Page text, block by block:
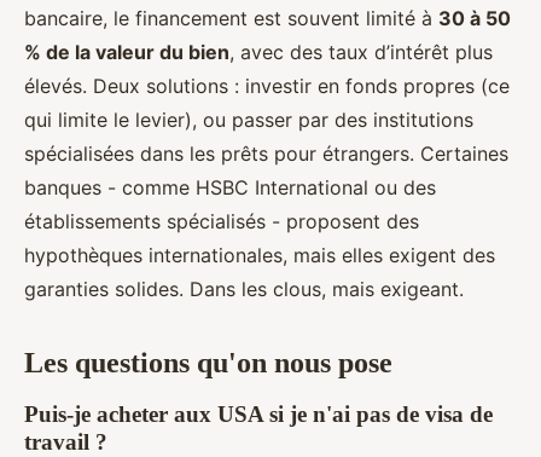
bancaire, le financement est souvent limité à 30 à 50
% de la valeur du bien, avec des taux d’intérêt plus
élevés. Deux solutions : investir en fonds propres (ce
qui limite le levier), ou passer par des institutions
spécialisées dans les prêts pour étrangers. Certaines
banques - comme HSBC International ou des
établissements spécialisés - proposent des
hypothèques internationales, mais elles exigent des
garanties solides. Dans les clous, mais exigeant.
Les questions qu'on nous pose
Puis-je acheter aux USA si je n'ai pas de visa de
travail ?